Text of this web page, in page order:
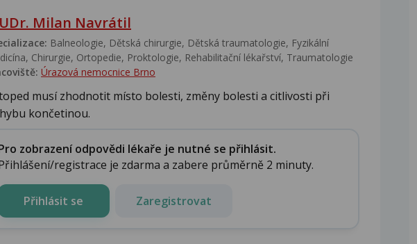
Milan Navrátil
Balneologie, Dětská chirurgie, Dětská traumatologie, Fyzikální
Chirurgie, Ortopedie, Proktologie, Rehabilitační lékařství‎, Traumatologie
Úrazová nemocnice Brno
musí zhodnotit místo bolesti, změny bolesti a citlivosti při
končetinou.
zobrazení odpovědi lékaře je nutné se přihlásit.
registrace je zdarma a zabere průměrně 2 minuty.
Přihlásit se Zaregistrovat